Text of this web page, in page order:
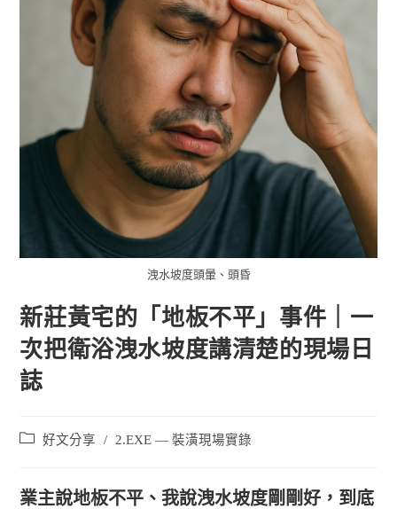
洩水坡度頭暈、頭昏
新莊黃宅的「地板不平」事件｜一
次把衛浴洩水坡度講清楚的現場日
誌
好文分享 / 2.EXE — 裝潢現場實錄
業主說地板不平、我說洩水坡度剛剛好，到底